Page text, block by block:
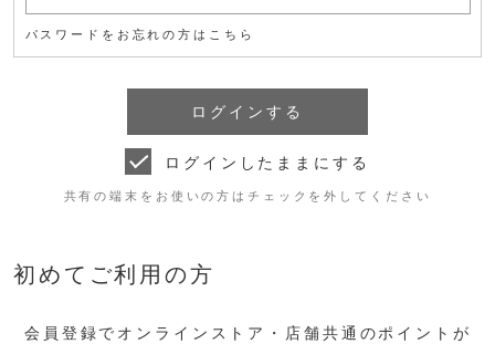
パスワードをお忘れの方はこちら
ログインしたままにする
共有の端末をお使いの方はチェックを外してください
初めてご利用の方
会員登録でオンラインストア・店舗共通のポイントが